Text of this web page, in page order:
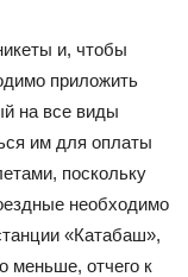
и, чтобы
приложить
на все виды
им для оплаты
поскольку
необходимо
«Катабаш»,
меньше, отчего к